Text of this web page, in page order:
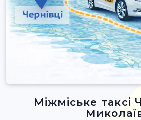
Міжміське таксі